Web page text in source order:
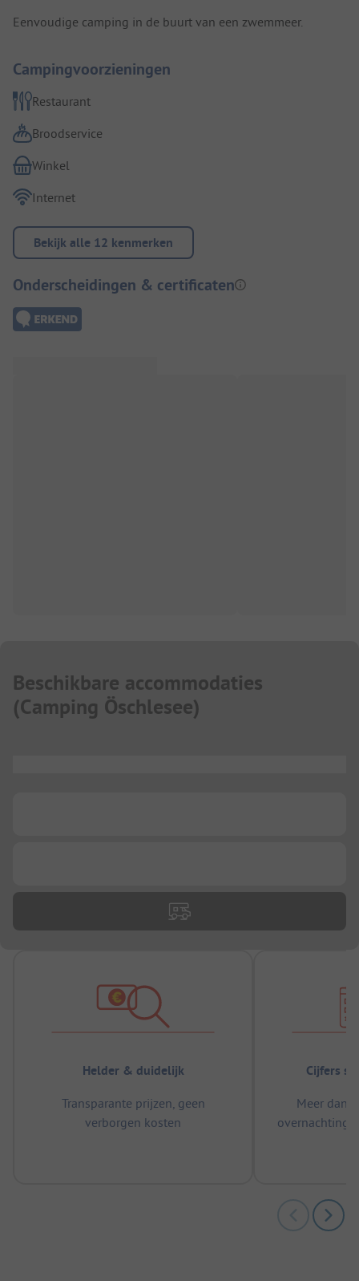
Eenvoudige camping in de buurt van een zwemmeer.
Campingvoorzieningen
Restaurant
Broodservice
Winkel
Internet
Bekijk alle 12 kenmerken
Onderscheidingen & certificaten
Beschikbare accommodaties
(Camping Öschlesee)
Helder & duidelijk
Transparante prijzen, geen
verborgen kosten
Cijfers
Meer dan